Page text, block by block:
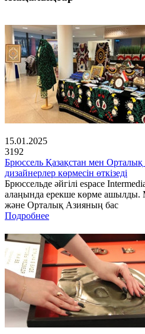
15.01.2025
3192
Брюссель Қазақстан мен Орталық
дизайнерлер көрмесін өткізеді
Брюссельде әйгілі espace
алаңында ерекше көрме ашылды.
және Орталық Азияның бас
Подробнее